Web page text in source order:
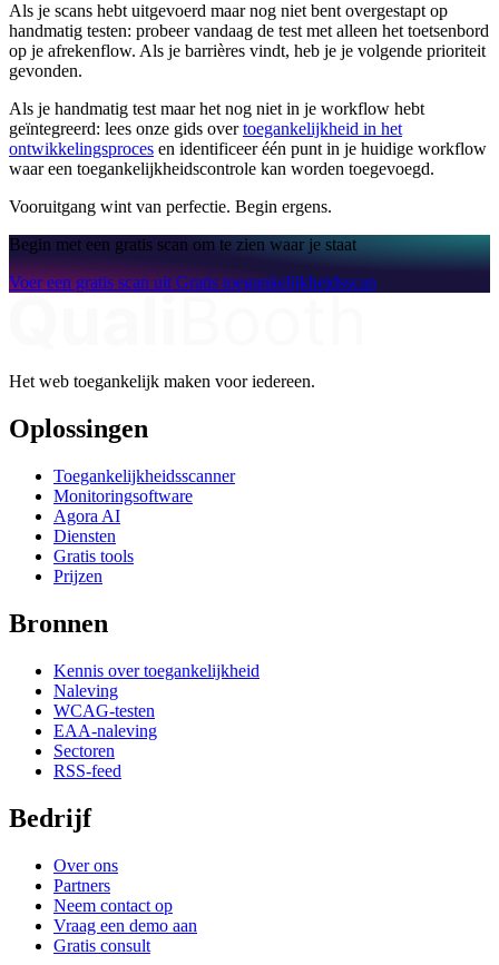
Als je scans hebt uitgevoerd maar nog niet bent overgestapt op
handmatig testen: probeer vandaag de test met alleen het toetsenbord
op je afrekenflow. Als je barrières vindt, heb je je volgende prioriteit
gevonden.
Als je handmatig test maar het nog niet in je workflow hebt
geïntegreerd: lees onze gids overtoegankelijkheid in het
ontwikkelingsproces en identificeer één punt in je huidige workflow
waar een toegankelijkheidscontrole kan worden toegevoegd.
Vooruitgang wint van perfectie. Begin ergens.
Begin met een gratis scan om te zien waar je staat
Voer een gratis scan uit Gratis toegankelijkheidsscan
Het web toegankelijk maken voor iedereen.
Oplossingen
Toegankelijkheidsscanner
Monitoringsoftware
Agora AI
Diensten
Gratis tools
Prijzen
Bronnen
Kennis over toegankelijkheid
Naleving
WCAG-testen
EAA-naleving
Sectoren
RSS-feed
Bedrijf
Over ons
Partners
Neem contact op
Vraag een demo aan
Gratis consult